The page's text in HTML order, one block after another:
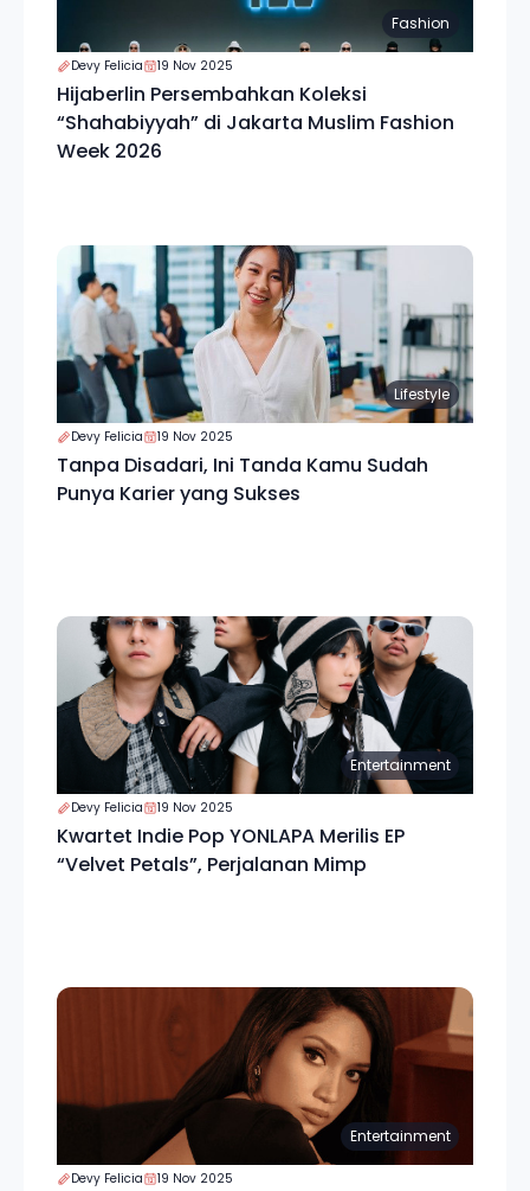
Fashion
Devy Felicia 19 Nov 2025
Hijaberlin Persembahkan Koleksi
“Shahabiyyah” di Jakarta Muslim Fashion
Week 2026
Lifestyle
Devy Felicia 19 Nov 2025
Tanpa Disadari, Ini Tanda Kamu Sudah
Punya Karier yang Sukses
Entertainment
Devy Felicia 19 Nov 2025
Kwartet Indie Pop YONLAPA Merilis EP
“Velvet Petals”, Perjalanan Mimp
Entertainment
Devy Felicia 19 Nov 2025